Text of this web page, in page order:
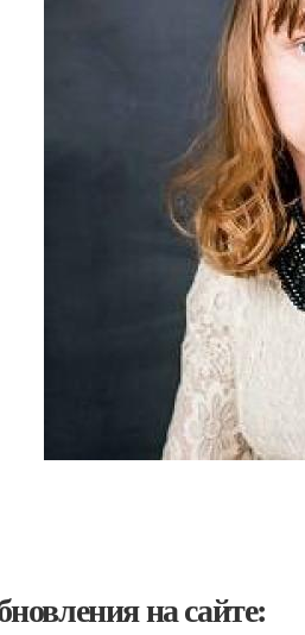
на сайте: